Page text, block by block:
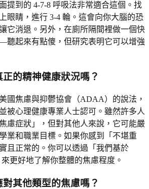
提到的 4-7-8 呼吸法非常適合這個。找
眼睛，進行 3-4 輪。這會向你大腦的恐
它消退。另外，在廁所隔間裡做一個快
起來有點傻，但研究表明它可以增強
的精神健康狀況嗎？
國焦慮與抑鬱協會（ADAA）的說法，
被心理健康專業人士認可。雖然許多人
慮症狀」，但對其他人來說，它可能嚴
業和職業目標。如果你感到「不堪重
且正常的。你可以透過「我們基於
更好地了解你整體的焦慮程度。
其他類型的焦慮嗎？